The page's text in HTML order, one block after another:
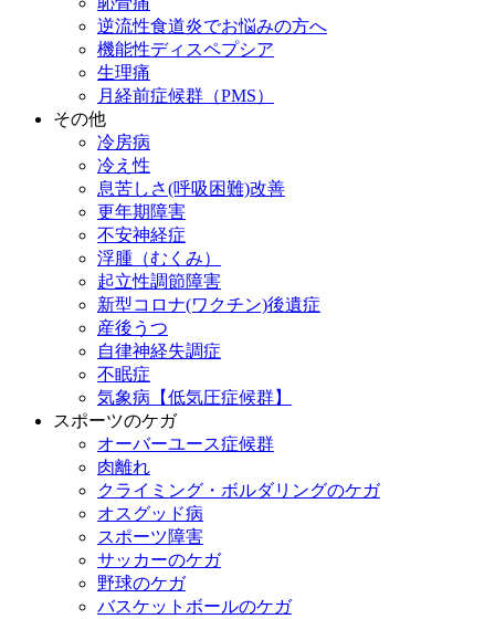
逆流性食道炎でお悩みの方へ
機能性ディスペプシア
生理痛
月経前症候群（PMS）
その他
冷房病
冷え性
息苦しさ(呼吸困難)改善
更年期障害
不安神経症
浮腫（むくみ）
起立性調節障害
新型コロナ(ワクチン)後遺症
産後うつ
自律神経失調症
不眠症
気象病【低気圧症候群】
スポーツのケガ
オーバーユース症候群
肉離れ
クライミング・ボルダリングのケガ
オスグッド病
スポーツ障害
サッカーのケガ
野球のケガ
バスケットボールのケガ